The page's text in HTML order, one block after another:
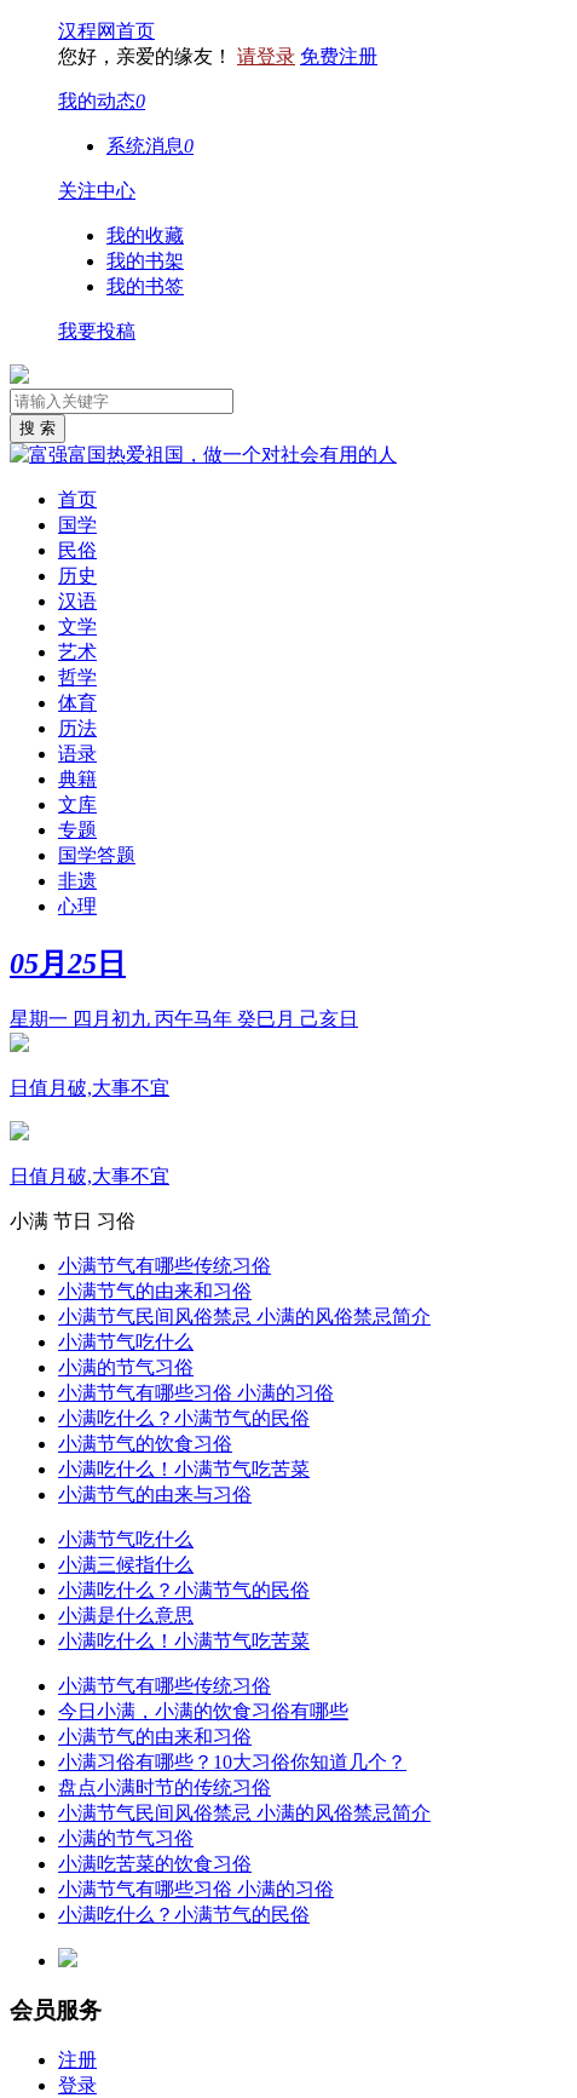
汉程网首页
您好，亲爱的缘友！ 请登录 免费注册
我的动态0
系统消息0
关注中心
我的收藏
我的书架
我的书签
我要投稿
首页
国学
民俗
历史
汉语
文学
艺术
哲学
体育
历法
语录
典籍
文库
专题
国学答题
非遗
心理
05月 25 日
星期一 四月初九 丙午马年 癸巳月 己亥日
日值月破,大事不宜
日值月破,大事不宜
小满 节日 习俗
小满节气有哪些传统习俗
小满节气的由来和习俗
小满节气民间风俗禁忌 小满的风俗禁忌简介
小满节气吃什么
小满的节气习俗
小满节气有哪些习俗 小满的习俗
小满吃什么？小满节气的民俗
小满节气的饮食习俗
小满吃什么！小满节气吃苦菜
小满节气的由来与习俗
小满节气吃什么
小满三候指什么
小满吃什么？小满节气的民俗
小满是什么意思
小满吃什么！小满节气吃苦菜
小满节气有哪些传统习俗
今日小满，小满的饮食习俗有哪些
小满节气的由来和习俗
小满习俗有哪些？10大习俗你知道几个？
盘点小满时节的传统习俗
小满节气民间风俗禁忌 小满的风俗禁忌简介
小满的节气习俗
小满吃苦菜的饮食习俗
小满节气有哪些习俗 小满的习俗
小满吃什么？小满节气的民俗
会员服务
注册
登录